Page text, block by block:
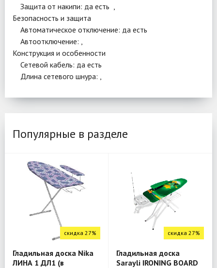
Защита от накипи: да есть ,
Безопасность и защита
Автоматическое отключение: да есть
Автоотключение: ,
Конструкция и особенности
Сетевой кабель: да есть
Длина сетевого шнура: ,
Популярные в разделе
скидка 27%
Гладильная доска Nika
ЛИНА 1 ДЛ1 (в
скидка 27%
Гладильная доска
Sarayli IRONING BOARD